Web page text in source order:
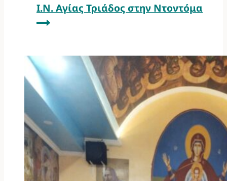
Ι.Ν. Αγίας Τριάδος στην Ντοντόμα